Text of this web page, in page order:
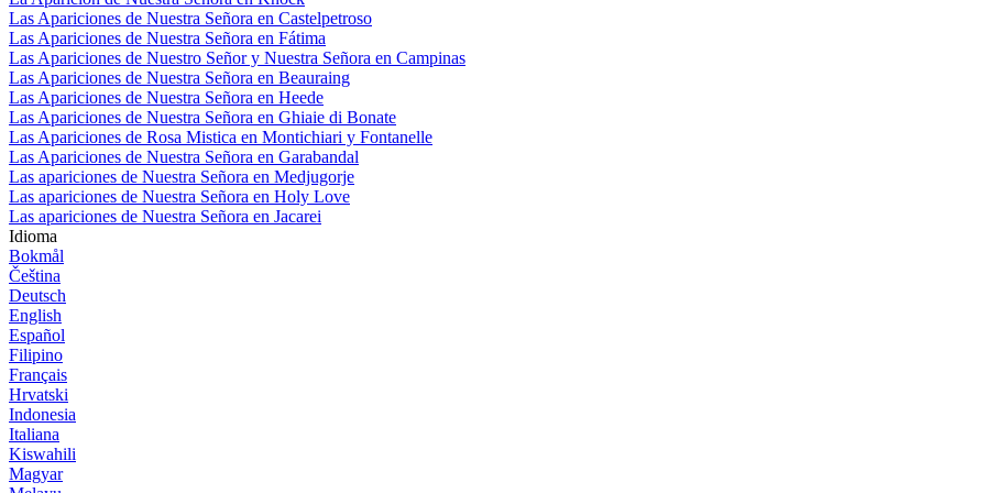
Las Apariciones de Nuestra Señora en Castelpetroso
Las Apariciones de Nuestra Señora en Fátima
Las Apariciones de Nuestro Señor y Nuestra Señora en Campinas
Las Apariciones de Nuestra Señora en Beauraing
Las Apariciones de Nuestra Señora en Heede
Las Apariciones de Nuestra Señora en Ghiaie di Bonate
Las Apariciones de Rosa Mistica en Montichiari y Fontanelle
Las Apariciones de Nuestra Señora en Garabandal
Las apariciones de Nuestra Señora en Medjugorje
Las apariciones de Nuestra Señora en Holy Love
Las apariciones de Nuestra Señora en Jacarei
Idioma
Bokmål
Čeština
Deutsch
English
Español
Filipino
Français
Hrvatski
Indonesia
Italiana
Kiswahili
Magyar